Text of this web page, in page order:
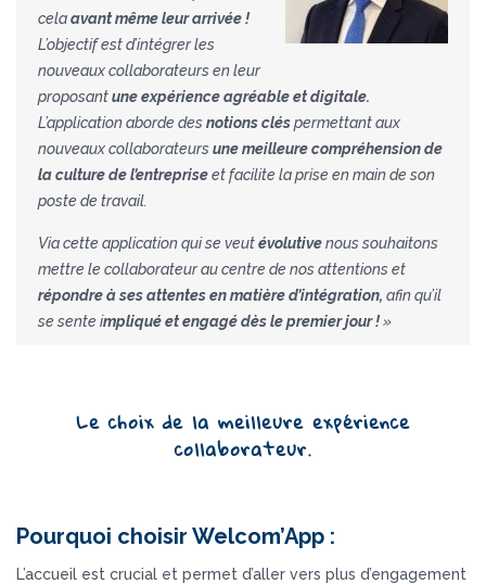
celaavant même leur arrivée !
L’objectif est d’intégrer les
nouveaux collaborateurs en leur
proposantune expérience agréable et digitale.
L’application aborde desnotions cléspermettant aux
nouveaux collaborateursune meilleure compréhension de
la culture de l’entrepriseet facilite la prise en main de son
poste de travail.
Via cette application qui se veutévolutivenous souhaitons
mettre le collaborateur au centre de nos attentions et
répondre à ses attentes en matière d’intégration, afin qu’il
se sente impliqué et engagé dès le premier jour !»
Le choix de la meilleure expérience
collaborateur.
Pourquoi choisir Welcom’App :
L’accueil est crucial et permet d’aller vers plus d’engagement